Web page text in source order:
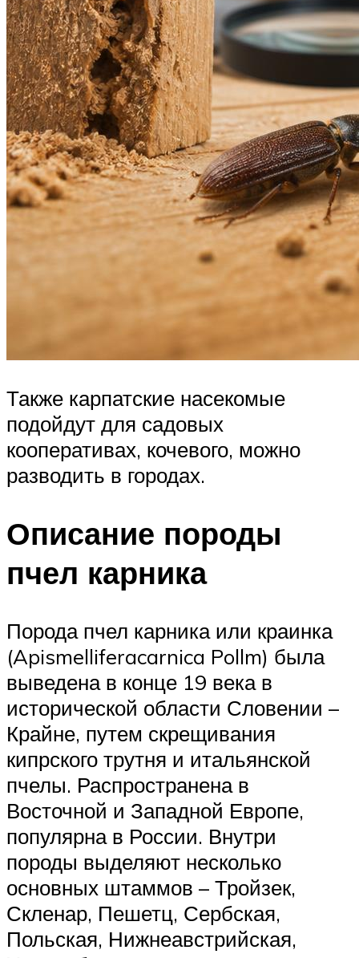
Также карпатские насекомые
подойдут для садовых
кооперативах, кочевого, можно
разводить в городах.
Описание породы
пчел карника
Порода пчел карника или краинка
(Apismelliferacarnica Pollm) была
выведена в конце 19 века в
исторической области Словении –
Крайне, путем скрещивания
кипрского трутня и итальянской
пчелы. Распространена в
Восточной и Западной Европе,
популярна в России. Внутри
породы выделяют несколько
основных штаммов – Тройзек,
Скленар, Пешетц, Сербская,
Польская, Нижнеавстрийская,